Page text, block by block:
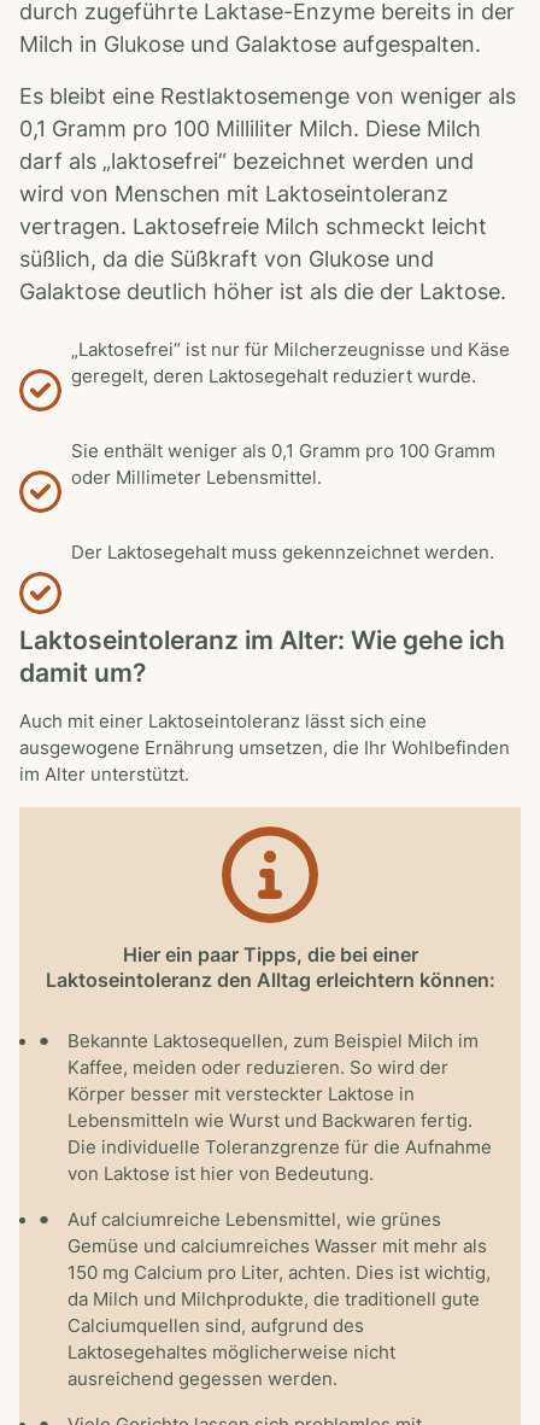
durch zugeführte Laktase-Enzyme bereits in der
Milch in Glukose und Galaktose aufgespalten.
Es bleibt eine Restlaktosemenge von weniger als
0,1 Gramm pro 100 Milliliter Milch. Diese Milch
darf als „laktosefrei“ bezeichnet werden und
wird von Menschen mit Laktoseintoleranz
vertragen. Laktosefreie Milch schmeckt leicht
süßlich, da die Süßkraft von Glukose und
Galaktose deutlich höher ist als die der Laktose.
„Laktosefrei“ ist nur für Milcherzeugnisse und Käse
geregelt, deren Laktosegehalt reduziert wurde.
Sie enthält weniger als 0,1 Gramm pro 100 Gramm
oder Millimeter Lebensmittel.
Der Laktosegehalt muss gekennzeichnet werden.
Laktoseintoleranz im Alter: Wie gehe ich
damit um?
Auch mit einer Laktoseintoleranz lässt sich eine
ausgewogene Ernährung umsetzen, die Ihr Wohlbefinden
im Alter unterstützt.
Hier ein paar Tipps, die bei einer
Laktoseintoleranz den Alltag erleichtern können:
Bekannte Laktosequellen, zum Beispiel Milch im
Kaffee, meiden oder reduzieren. So wird der
Körper besser mit versteckter Laktose in
Lebensmitteln wie Wurst und Backwaren fertig.
Die individuelle Toleranzgrenze für die Aufnahme
von Laktose ist hier von Bedeutung.
Auf calciumreiche Lebensmittel, wie grünes
Gemüse und calciumreiches Wasser mit mehr als
150 mg Calcium pro Liter, achten. Dies ist wichtig,
da Milch und Milchprodukte, die traditionell gute
Calciumquellen sind, aufgrund des
Laktosegehaltes möglicherweise nicht
ausreichend gegessen werden.